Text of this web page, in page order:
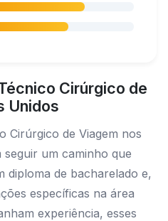
Cirúrgico de
Unidos
Cirúrgico de Viagem nos
seguir um caminho que
diploma de bacharelado e,
específicas na área
experiência, esses